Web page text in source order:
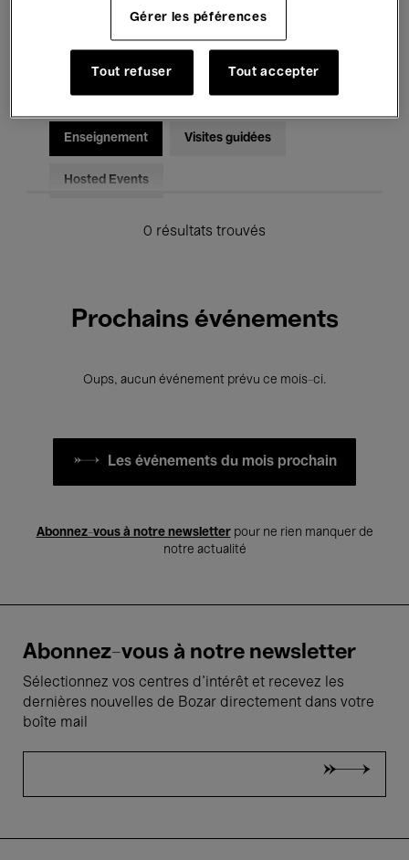
Musique électronique
Pour tous Kids’ Palace
Enseignement Visites guidées
Hosted Events
0 résultats trouvés
Prochains événements
Oups, aucun événement prévu ce mois-ci.
Les événements du mois prochain
Abonnez-vous à notre newsletterpour ne rien manquer de
notre actualité
Abonnez-vous à notre newsletter
Sélectionnez vos centres d'intérêt et recevez les
dernières nouvelles de Bozar directement dans votre
boîte mail
Gérer les péférences
Tout refuser Tout accepter